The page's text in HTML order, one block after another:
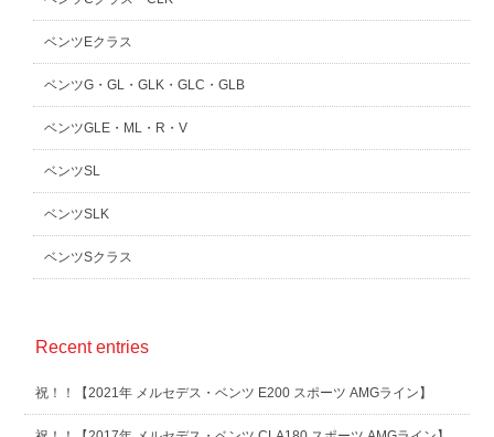
ベンツEクラス
ベンツG・GL・GLK・GLC・GLB
ベンツGLE・ML・R・V
ベンツSL
ベンツSLK
ベンツSクラス
Recent entries
祝！！【2021年 メルセデス・ベンツ E200 スポーツ AMGライン】